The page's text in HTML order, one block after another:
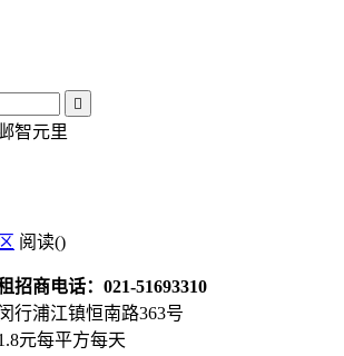

智元里
阅读()
招商电话：021-51693310
行浦江镇恒南路363号
元每平方每天